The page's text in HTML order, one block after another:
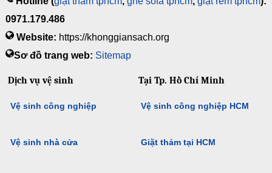
0971.179.486
Website: https://khonggiansach.org
Sơ đồ trang web: Sitemap
Dịch vụ vệ sinh
Vệ sinh công nghiệp
Vệ sinh nhà cửa
Tại Tp. Hồ Chí Minh
Vệ sinh công nghiệp HCM
Giặt thảm tại HCM